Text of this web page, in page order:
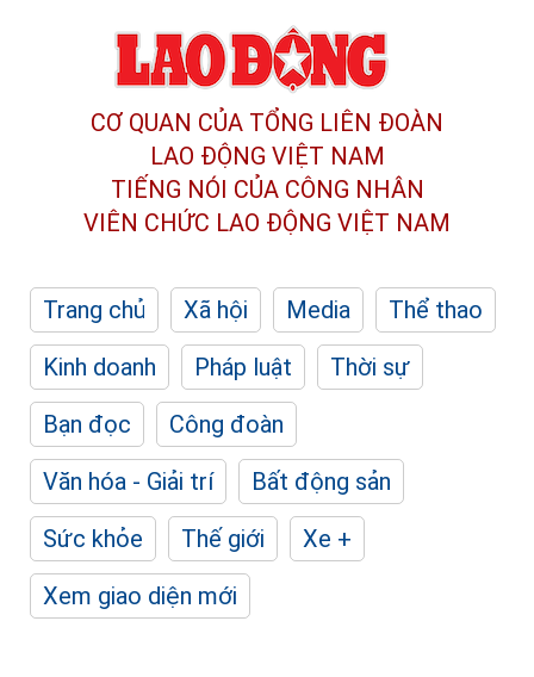
CƠ QUAN CỦA TỔNG LIÊN ĐOÀN
LAO ĐỘNG VIỆT NAM
TIẾNG NÓI CỦA CÔNG NHÂN
VIÊN CHỨC LAO ĐỘNG VIỆT NAM
Trang chủ Xã hội Media
Thể thao
Kinh doanh
Pháp luật
Thời sự
Bạn đọc
Công đoàn
Văn hóa - Giải trí
Bất động sản
Sức khỏe
Thế giới
Xe +
Xem giao diện mới